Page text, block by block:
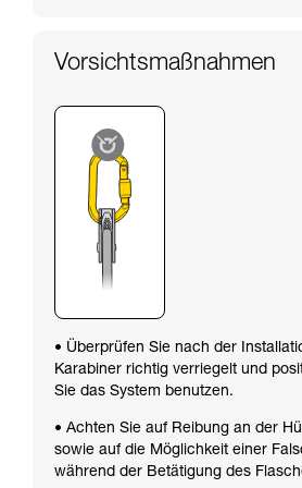
Vorsichtsmaßnahmen
• Überprüfen Sie nach der
Karabiner richtig verriegelt und
Sie das System benutzen.
• Achten Sie auf Reibung an der
sowie auf die Möglichkeit einer
während der Betätigung des